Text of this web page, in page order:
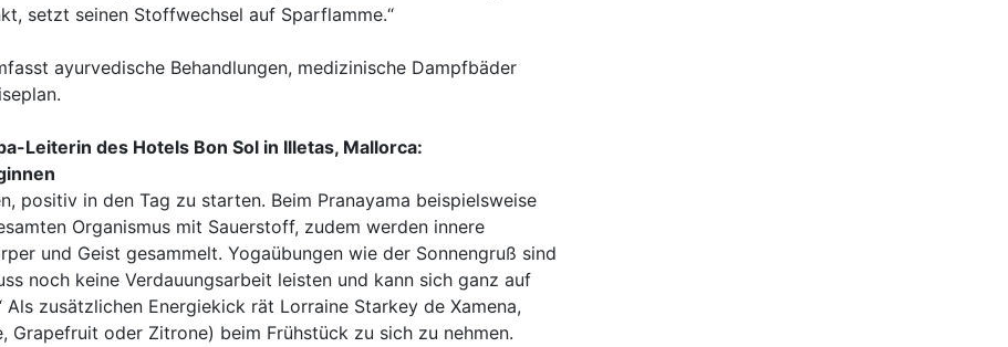
setzt seinen Stoffwechsel auf Sparflamme.“
ayurvedische Behandlungen, medizinische Dampfbäder
Leiterin des Hotels Bon Sol in Illetas, Mallorca:
positiv in den Tag zu starten. Beim Pranayama beispielsweise
Organismus mit Sauerstoff, zudem werden innere
und Geist gesammelt. Yogaübungen wie der Sonnengruß sind
noch keine Verdauungsarbeit leisten und kann sich ganz auf
zusätzlichen Energiekick rät Lorraine Starkey de Xamena,
oder Zitrone) beim Frühstück zu sich zu nehmen.